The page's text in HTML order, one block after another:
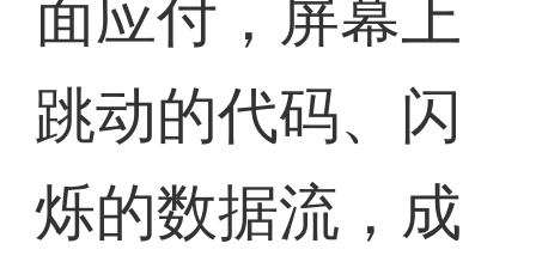
面应付，屏幕上
跳动的代码、闪
烁的数据流，成